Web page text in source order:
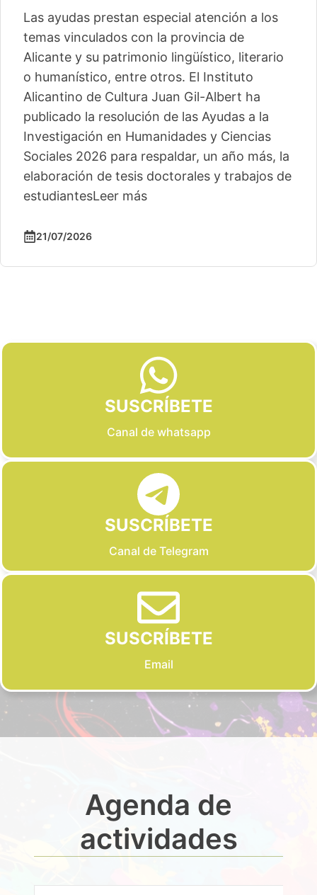
Las ayudas prestan especial atención a los
temas vinculados con la provincia de
Alicante y su patrimonio lingüístico, literario
o humanístico, entre otros. El Instituto
Alicantino de Cultura Juan Gil-Albert ha
publicado la resolución de las Ayudas a la
Investigación en Humanidades y Ciencias
Sociales 2026 para respaldar, un año más, la
elaboración de tesis doctorales y trabajos de
estudiantesLeer más
21/07/2026
SUSCRÍBETE
Canal de whatsapp
SUSCRÍBETE
Canal de Telegram
SUSCRÍBETE
Email
Agenda de
actividades